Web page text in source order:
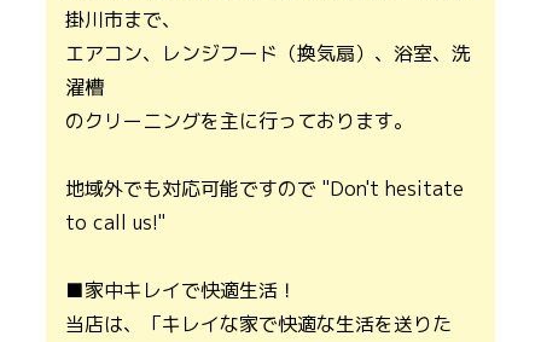
掛川市まで、
エアコン、レンジフード（換気扇）、浴室、洗
濯槽
のクリーニングを主に行っております。
地域外でも対応可能ですので "Don't hesitate
to call us!"
■家中キレイで快適生活！
当店は、「キレイな家で快適な生活を送りた